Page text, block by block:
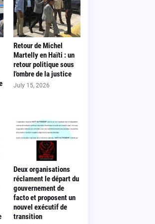
Retour de Michel
Martelly en Haïti : un
retour politique sous
l'ombre de la justice
July 15, 2026
Deux organisations
réclament le départ du
gouvernement de
facto et proposent un
nouvel exécutif de
transition